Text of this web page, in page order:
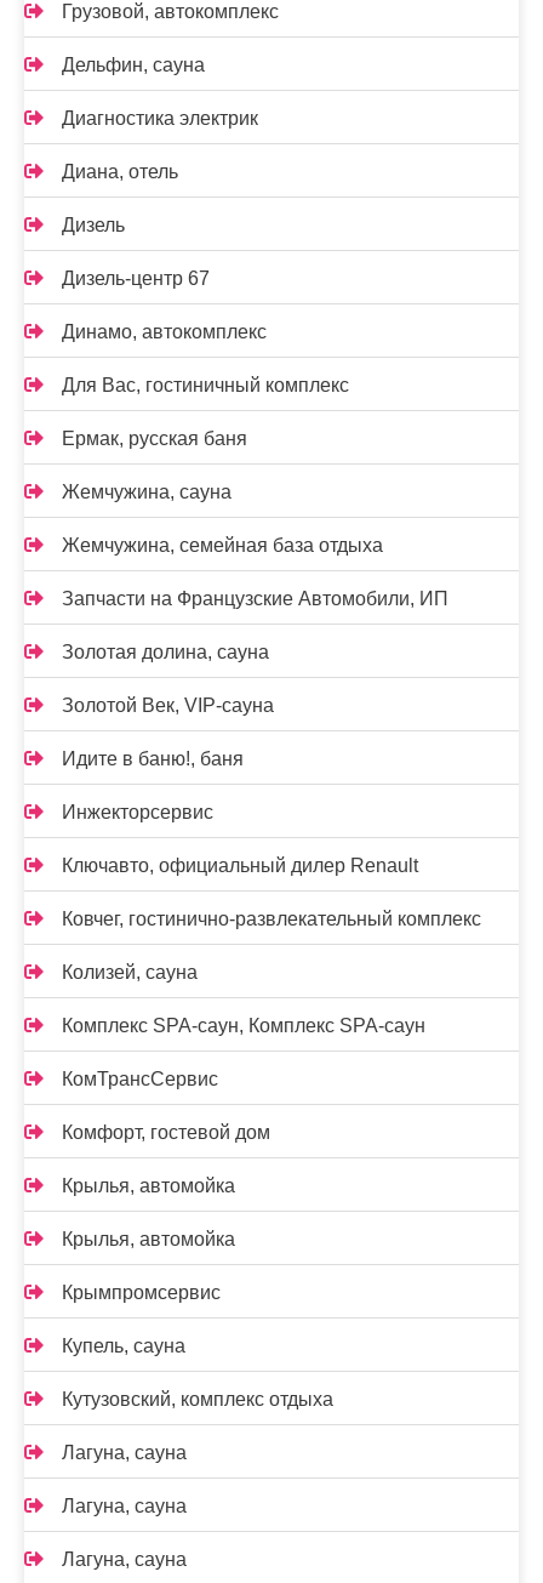
Грузовой, автокомплекс
Дельфин, сауна
Диагностика электрик
Диана, отель
Дизель
Дизель-центр 67
Динамо, автокомплекс
Для Вас, гостиничный комплекс
Ермак, русская баня
Жемчужина, сауна
Жемчужина, семейная база отдыха
Запчасти на Французские Автомобили, ИП
Золотая долина, сауна
Золотой Век, VIP-сауна
Идите в баню!, баня
Инжекторсервис
Ключавто, официальный дилер Renault
Ковчег, гостинично-развлекательный комплекс
Колизей, сауна
Комплекс SPA-саун, Комплекс SPA-саун
КомТрансСервис
Комфорт, гостевой дом
Крылья, автомойка
Крылья, автомойка
Крымпромсервис
Купель, сауна
Кутузовский, комплекс отдыха
Лагуна, сауна
Лагуна, сауна
Лагуна, сауна